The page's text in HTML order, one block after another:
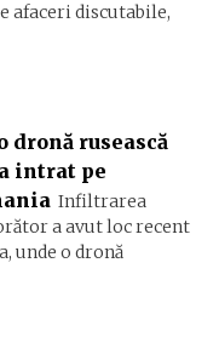
afaceri discutabile,
rusească
intrat pe
Infiltrarea
a avut loc recent
unde o dronă